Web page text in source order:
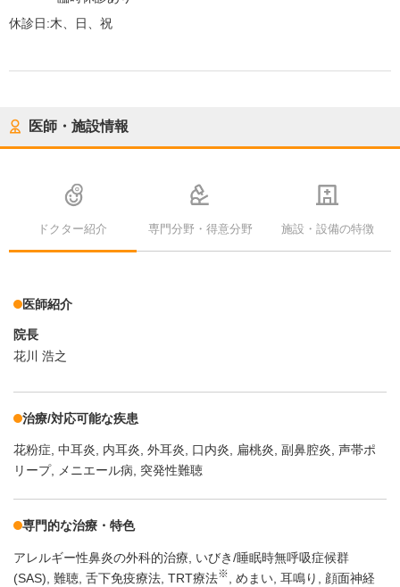
休診日:木、日、祝
医師・施設情報
ドクター紹介 専門分野・得意分野 施設・設備の特徴
医師紹介
院長
花川 浩之
治療/対応可能な疾患
花粉症 中耳炎 内耳炎 外耳炎 口内炎 扁桃炎 副鼻腔炎 声帯ポ
リープ
メニエール病 突発性難聴
専門的な治療・特色
アレルギー性鼻炎の外科的治療
いびき/睡眠時無呼吸症候群
(SAS) 難聴 舌下免疫療法 TRT療法※ めまい 耳鳴り
顔面神経